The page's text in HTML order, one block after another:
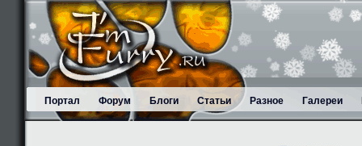
Портал Форум Блоги Статьи Разное Галереи